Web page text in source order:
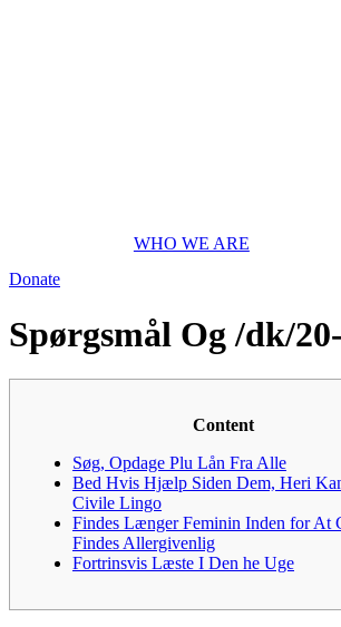
WHO WE ARE
Donate
Spørgsmål Og /dk/
Content
Søg, Opdage Plu Lån Fra Alle
Bed Hvis Hjælp Siden Dem, Heri
Civile Lingo
Findes Længer Feminin Inden for At
Findes Allergivenlig
Fortrinsvis Læste I Den he Uge